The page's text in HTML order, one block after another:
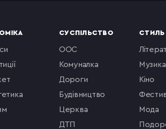
СУСПІЛЬСТВО
ООС
комуналка
Дороги
будівництво
церква
ДТП
музика
кіно
мода